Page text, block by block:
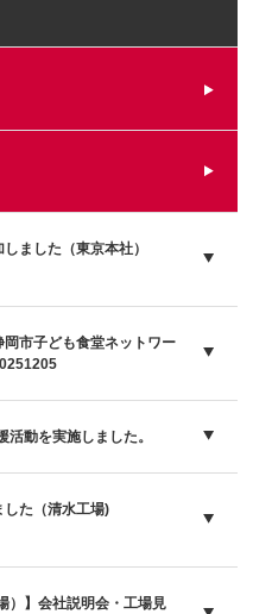
ました（東京本社）
市子ども食堂ネットワー
動を実施しました。
した（清水工場)
）】会社説明会・工場見